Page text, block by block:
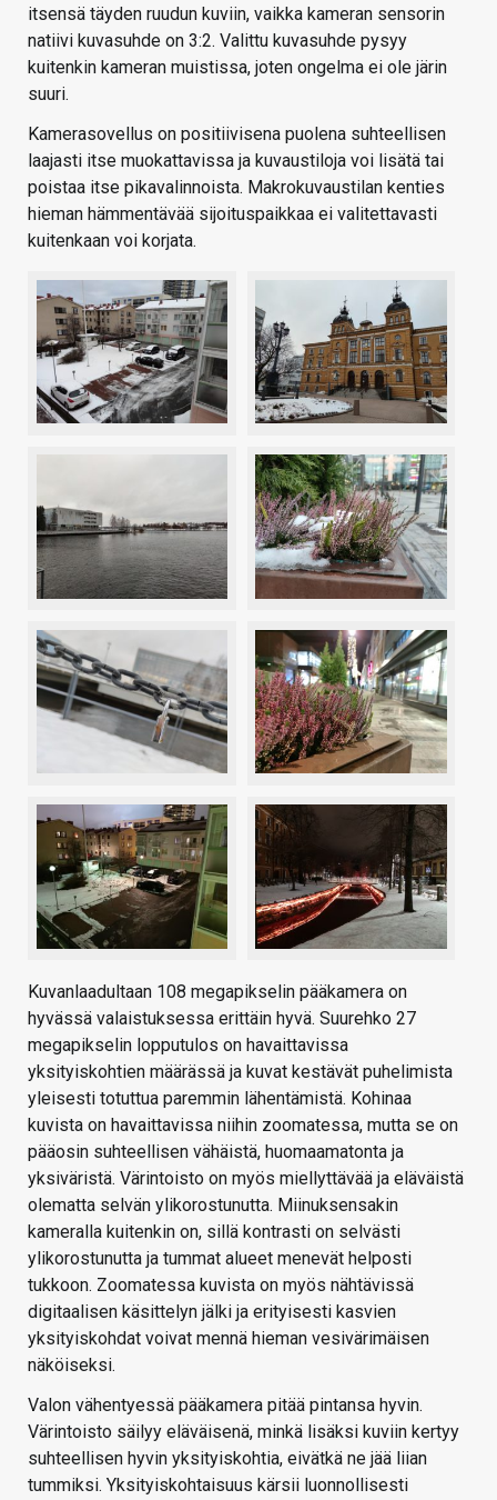
itsensä täyden ruudun kuviin, vaikka kameran sensorin
natiivi kuvasuhde on 3:2. Valittu kuvasuhde pysyy
kuitenkin kameran muistissa, joten ongelma ei ole järin
suuri.
Kamerasovellus on positiivisena puolena suhteellisen
laajasti itse muokattavissa ja kuvaustiloja voi lisätä tai
poistaa itse pikavalinnoista. Makrokuvaustilan kenties
hieman hämmentävää sijoituspaikkaa ei valitettavasti
kuitenkaan voi korjata.
Kuvanlaadultaan 108 megapikselin pääkamera on
hyvässä valaistuksessa erittäin hyvä. Suurehko 27
megapikselin lopputulos on havaittavissa
yksityiskohtien määrässä ja kuvat kestävät puhelimista
yleisesti totuttua paremmin lähentämistä. Kohinaa
kuvista on havaittavissa niihin zoomatessa, mutta se on
pääosin suhteellisen vähäistä, huomaamatonta ja
yksiväristä. Värintoisto on myös miellyttävää ja eläväistä
olematta selvän ylikorostunutta. Miinuksensakin
kameralla kuitenkin on, sillä kontrasti on selvästi
ylikorostunutta ja tummat alueet menevät helposti
tukkoon. Zoomatessa kuvista on myös nähtävissä
digitaalisen käsittelyn jälki ja erityisesti kasvien
yksityiskohdat voivat mennä hieman vesivärimäisen
näköiseksi.
Valon vähentyessä pääkamera pitää pintansa hyvin.
Värintoisto säilyy eläväisenä, minkä lisäksi kuviin kertyy
suhteellisen hyvin yksityiskohtia, eivätkä ne jää liian
tummiksi. Yksityiskohtaisuus kärsii luonnollisesti